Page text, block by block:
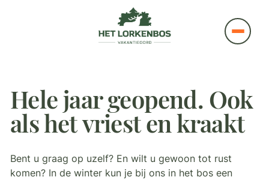
Hele jaar geopend. Ook
als het vriest en kraakt
Bent u graag op uzelf? En wilt u gewoon tot rust
komen? In de winter kun je bij ons in het bos een